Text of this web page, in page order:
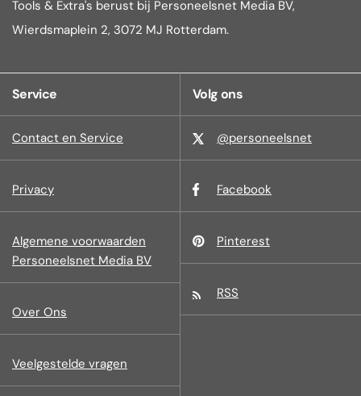
Tools & Extra's berust bij Personeelsnet Media BV,
Wierdsmaplein 2, 3072 MJ Rotterdam.
Service
Contact en Service
Privacy
Algemene voorwaarden
Personeelsnet Media BV
Over Ons
Veelgestelde vragen
Volg ons
@personeelsnet
Facebook
Pinterest
RSS